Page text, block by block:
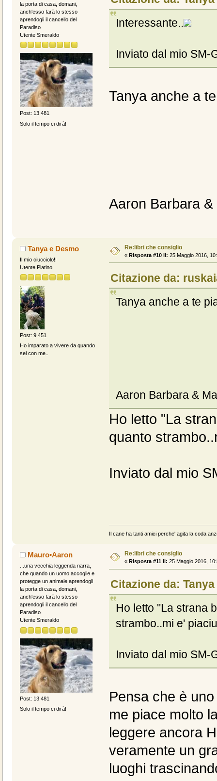
la porta di casa, domani,
anch'esso farà lo stesso
aprendogli il cancello del
Paradiso
Utente Smeraldo
Post: 13.481
Solo il tempo ci dirà!
Interessante..
Inviato dal mio SM-
Tanya anche a
Aaron Barbara &
Tanya e Desmo
Il mio ciucciolo!!
Utente Platino
Post: 9.451
Ho imparato a vivere da quando
sei con me..
Re:libri che consiglio
« Risposta #10 il: 25 Maggio 2016,
Citazione da:
Tanya anche a te
Aaron Barbara &
Ho letto "La
quanto
Inviato dal mio
Il cane ha tanti amici perche' agita la coda
Mauro•Aaron
...una vecchia leggenda narra,
che quando un uomo accoglie e
protegge un animale aprendogli
la porta di casa, domani,
anch'esso farà lo stesso
aprendogli il cancello del
Paradiso
Utente Smeraldo
Post: 13.481
Solo il tempo ci dirà!
Re:libri che consiglio
« Risposta #11 il: 25 Maggio 2016,
Citazione da:
Ho letto "La strana
strambo..mi e'
Inviato dal mio SM-
Pensa che è
me piace molto
leggere ancora
veramente un
luoghi